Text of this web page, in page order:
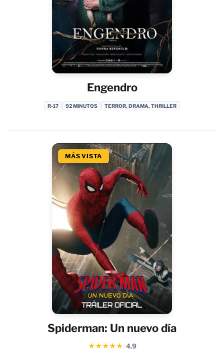
Engendro
R-17 92 MINUTOS TERROR, DRAMA, THRILLER
MÁS VISTA
Spiderman: Un nuevo día
★★★★★ 4.9